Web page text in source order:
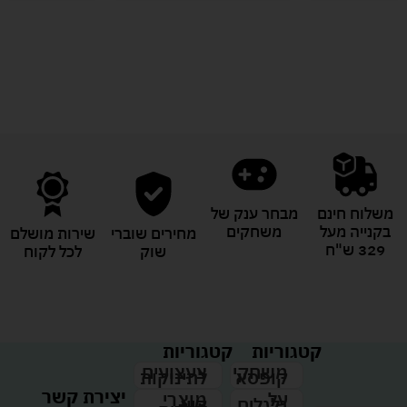
משלוח חינם
בקנייה מעל
329 ש"ח
מבחר ענק של
משחקים
מחירים שוברי
שוק
שירות מושלם
לכל לקוח
קטגוריות
משחקי
קופסא
על
קטגוריות
צעצועים
לתינוקות
מוצרי
יצירת קשר